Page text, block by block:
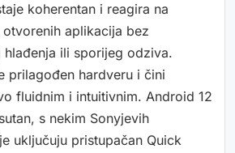
koherentan i reagira na
aplikacija bez
hlađenja ili sporijeg odziva.
prilagođen hardveru i čini
fluidnim i intuitivnim. Android 12
s nekim Sonyjevih
uključuju pristupačan Quick